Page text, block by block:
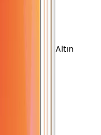
- 32 GB - Gül Altın